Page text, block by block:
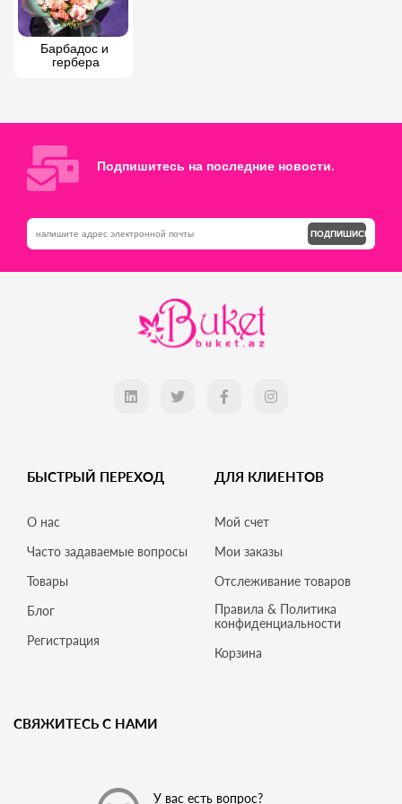
Барбадос и
гербера
Подпишитесь на последние новости.
ПОДПИШИСЬ
БЫСТРЫЙ ПЕРЕХОД
О нас
Часто задаваемые вопросы
Товары
Блог
Регистрация
ДЛЯ КЛИЕНТОВ
Мой счет
Мои заказы
Отслеживание товаров
Правила & Политика
конфиденциальности
Корзина
СВЯЖИТЕСЬ С НАМИ
У вас есть вопрос?